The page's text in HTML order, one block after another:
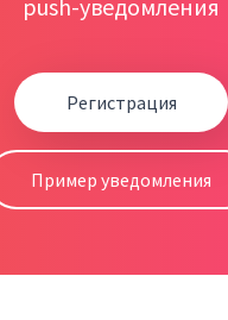
push-уведомления
Регистрация
Пример уведомления